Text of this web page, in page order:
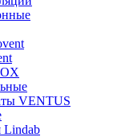
VENTUS
Lindab